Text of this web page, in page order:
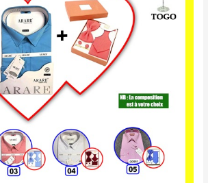
14.900 CFA.11.900 CFA.